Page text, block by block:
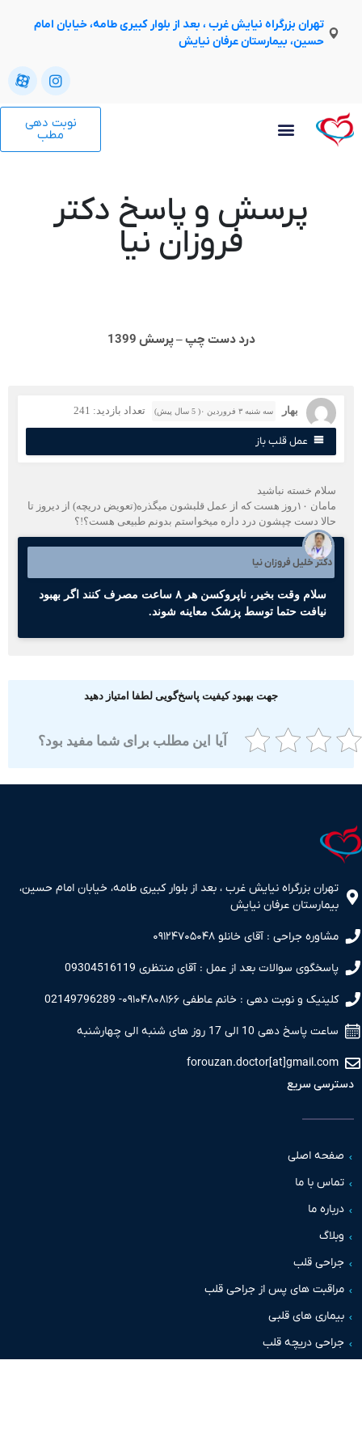
تهران بزرگراه نیایش غرب ، بعد از بلوار کبیری طامه، خیابان امام
حسین، بیمارستان عرفان نیایش
نوبت دهی
پرسش و پاسخ دکتر
فروزان نیا
درد دست چپ – پرسش 1399
بهار سه شنبه ۳ فروردین ۰( 5 سال پیش) تعداد بازدید: 241
عمل قلب باز
خسته نباشید
مامان ۱۰روز هست که از عمل قلبشون میگذره(تعویض دریچه) از دیروز تا
دست چپشون درد داره میخواستم بدونم طبیعی هست؟!؟
دکتر خلیل فروزان نیا
سلام وقت بخیر، ناپروکسن هر ۸ ساعت مصرف کنند اگر بهبود
نیافت حتما توسط پزشک معاینه شوند.
جهت بهبود کیفیت پاسخ‌گویی لطفا امتیاز دهید
آیا این مطلب برای شما مفید بود؟
بزرگراه نیایش غرب ، بعد از بلوار کبیری طامه، خیابان امام حسین،
عرفان نیایش
جراحی : آقای خانلو ۰۹۱۲۴۷۰۵۰۴۸
سوالات بعد از عمل : آقای منتظری 09304516119
و نوبت دهی : خانم عاطفی ۰۹۱۰۴۸۰۸۱۶۶- 02149796289
دهی 10 الی 17 روز های شنبه الی چهارشنبه
سریع
اصلی
با ما
ما
قلب
های پس از جراحی قلب
های قلبی
دریچه قلب